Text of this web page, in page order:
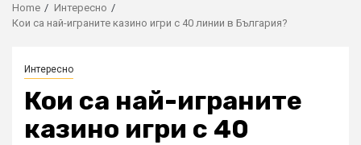
Home
Интересно
Кои са най-играните казино игри с 40 линии в България?
Интересно
Кои са най-играните
казино игри с 40